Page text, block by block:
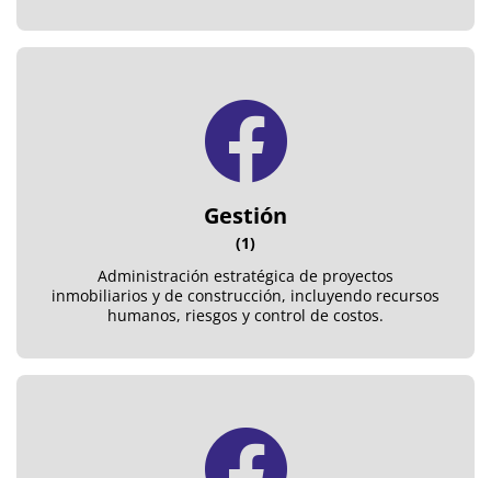
Gestión
(1)
Administración estratégica de proyectos
inmobiliarios y de construcción, incluyendo recursos
humanos, riesgos y control de costos.